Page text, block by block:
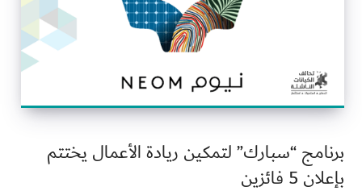
برنامج “سبارك” لتمكين ريادة الأعمال يختتم
بإعلان 5 فائزين